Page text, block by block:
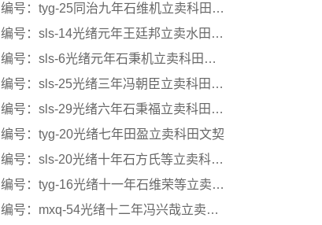
编号：tyg-25同治九年石维机立卖科田文契
编号：sls-14光绪元年王廷邦立卖水田文契
编号：sls-6光绪元年石秉机立卖科田文契
编号：sls-25光绪三年冯朝臣立卖科田文契
编号：sls-29光绪六年石秉福立卖科田文契
编号：tyg-20光绪七年田盈立卖科田文契
编号：sls-20光绪十年石方氏等立卖科田文契
编号：tyg-16光绪十一年石维荣等立卖科田文契
编号：mxq-54光绪十二年冯兴哉立卖科田文契